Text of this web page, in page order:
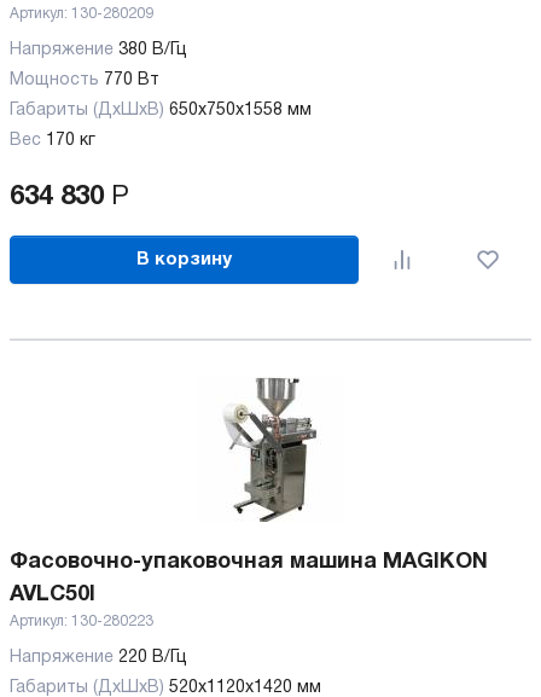
Артикул: 130-280209
Напряжение 380 В/Гц
Мощность 770 Вт
Габариты (ДхШхВ) 650х750х1558 мм
Вес 170 кг
634 830 Р
В корзину
Фасовочно-упаковочная машина MAGIKON
AVLC50I
Артикул: 130-280223
Напряжение 220 В/Гц
Габариты (ДхШхВ) 520x1120x1420 мм